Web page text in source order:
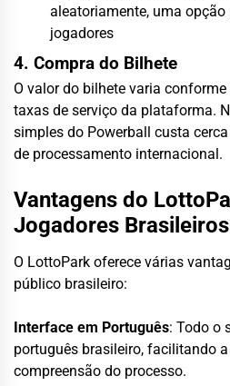
aleatoriamente, uma
jogadores
4. Compra do Bilhete
O valor do bilhete varia
taxas de serviço da plataforma.
simples do Powerball custa
de processamento internacional.
Vantagens do
Jogadores Brasileiros
O LottoPark oferece várias
público brasileiro:
Interface em Português: Todo o
português brasileiro, facilitando
compreensão do processo.